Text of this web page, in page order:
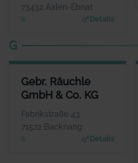
73432 Aalen-Ebnat
Details
G
Gebr. Räuchle
GmbH & Co. KG
Fabrikstraße 43
71522 Backnang
Details
GEBR. RÄUCHLE GMBH & CO. KG
Herr Maximilian Räuchle
www.raeuchle.com